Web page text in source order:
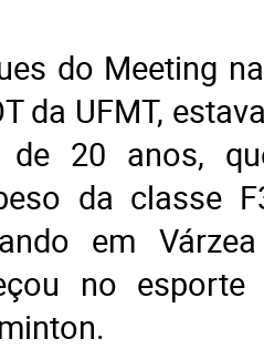
do Meeting
da UFMT,
de 20 anos,
da classe
em
no esporte